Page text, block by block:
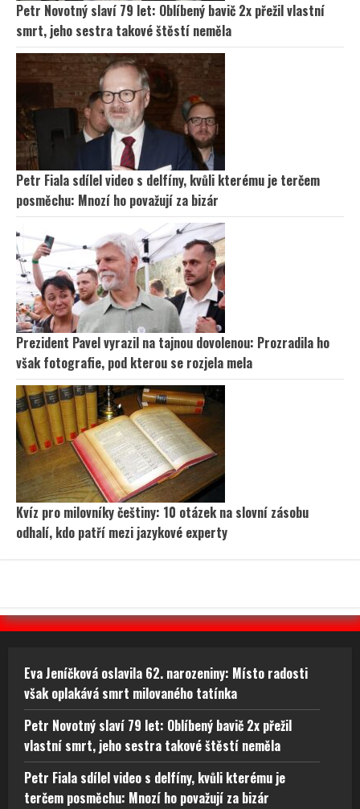
Petr Novotný slaví 79 let: Oblíbený bavič 2x přežil vlastní
smrt, jeho sestra takové štěstí neměla
Petr Fiala sdílel video s delfíny, kvůli kterému je terčem
posměchu: Mnozí ho považují za bizár
Prezident Pavel vyrazil na tajnou dovolenou: Prozradila ho
však fotografie, pod kterou se rozjela mela
Kvíz pro milovníky češtiny: 10 otázek na slovní zásobu
odhalí, kdo patří mezi jazykové experty
Eva Jeníčková oslavila 62. narozeniny: Místo radosti
však oplakává smrt milovaného tatínka
Petr Novotný slaví 79 let: Oblíbený bavič 2x přežil
vlastní smrt, jeho sestra takové štěstí neměla
Petr Fiala sdílel video s delfíny, kvůli kterému je
terčem posměchu: Mnozí ho považují za bizár